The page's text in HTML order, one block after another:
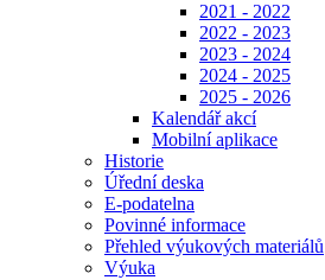
2021 - 2022
2022 - 2023
2023 - 2024
2024 - 2025
2025 - 2026
Kalendář akcí
Mobilní aplikace
Historie
Úřední deska
E-podatelna
Povinné informace
Přehled výukových materiálů
Výuka